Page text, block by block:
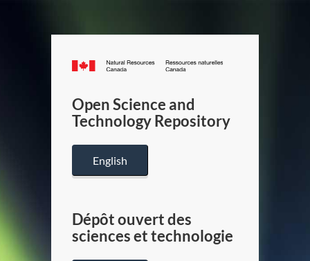
Canada.ca
/
Canada
Open Science and
Technology Repository
English
Dépôt ouvert des
sciences et technologie